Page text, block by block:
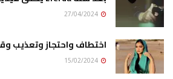
اختطاف واحتجاز وتعذيب